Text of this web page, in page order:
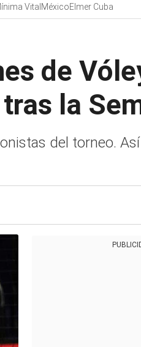
VitalMéxicoElmer Cuba
de
la
del torneo.